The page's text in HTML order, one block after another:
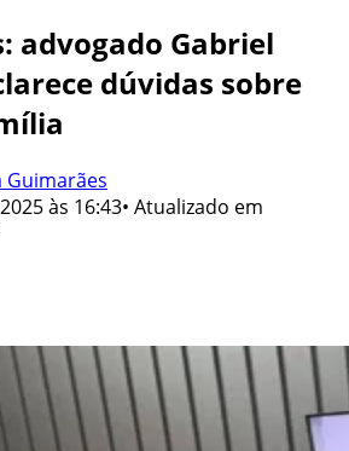
advogado Gabriel
dúvidas sobre
Guimarães
às 16:43• Atualizado em